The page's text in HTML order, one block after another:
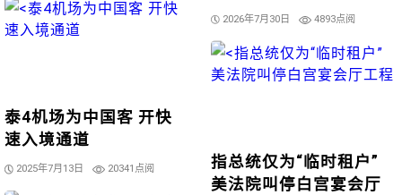
2026年7月30日 4893点阅
泰4机场为中国客 开快
速入境通道
2025年7月13日 20341点阅
指总统仅为“临时租户”
美法院叫停白宫宴会厅